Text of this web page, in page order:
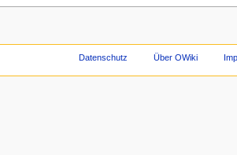
Datenschutz Über OWiki